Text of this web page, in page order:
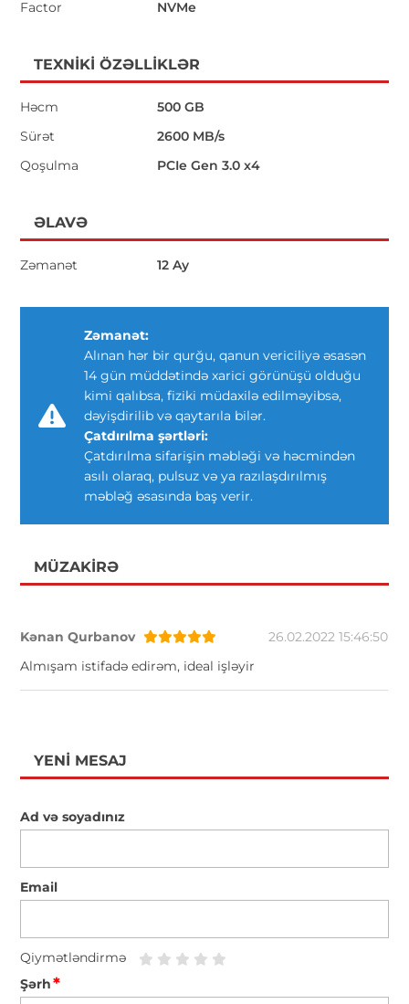
Factor NVMe
TEXNIKI ÖZƏLLIKLƏR
Həcm
500 GB
Sürət
2600 MB/s
Qoşulma
PCIe Gen 3.0 x4
ƏLAVƏ
Zəmanət 12 Ay
Zəmanət:
Alınan hər bir qurğu, qanun vericiliyə əsasən
14 gün müddətində xarici görünüşü olduğu
kimi qalıbsa, fiziki müdaxilə edilməyibsə,
dəyişdirilib və qaytarıla bilər.
Çatdırılma şərtləri:
Çatdırılma sifarişin məbləği və həcmindən
asılı olaraq, pulsuz və ya razılaşdırılmış
məbləğ əsasında baş verir.
MÜZAKIRƏ
Kənan Qurbanov
26.02.2022 15:46:50
Almışam istifadə edirəm, ideal işləyir
YENI MESAJ
Ad və soyadınız
Email
Qiymətləndirmə
Şərh*